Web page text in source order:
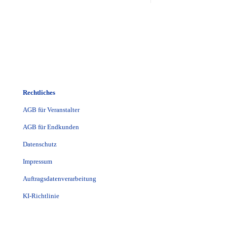
Rechtliches
AGB für Veranstalter
AGB für Endkunden
Datenschutz
Impressum
Auftragsdatenverarbeitung
KI-Richtlinie